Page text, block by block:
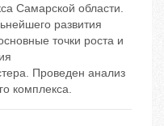
Самарской области.
развития
точки роста и
Проведен анализ
комплекса.